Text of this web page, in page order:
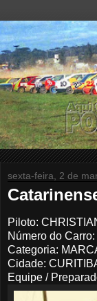
sexta-feira, 2 de
Piloto:
Número do
Categoria:
Cidade:
Equipe /